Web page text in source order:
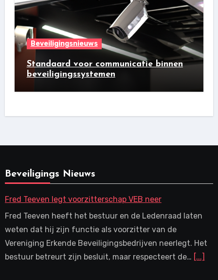
Beveiligingsnieuws
Standaard voor communicatie binnen
beveiligingssystemen
Beveiligings Nieuws
Fred Teeven legt voorzitterschap VEB neer
Fred Teeven heeft het bestuur en de Ledenraad laten
weten dat hij zijn functie als voorzitter van de
Vereniging Erkende Beveiligingsbedrijven neerlegt. Het
bestuur betreurt zijn besluit, maar respecteert de… [...]